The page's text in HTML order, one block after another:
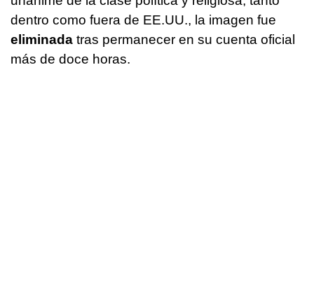
dentro como fuera de EE.UU., la imagen fue
eliminada tras permanecer en su cuenta oficial
más de doce horas.